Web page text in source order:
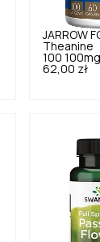
JARROW
Theanine
100
62,00 zł